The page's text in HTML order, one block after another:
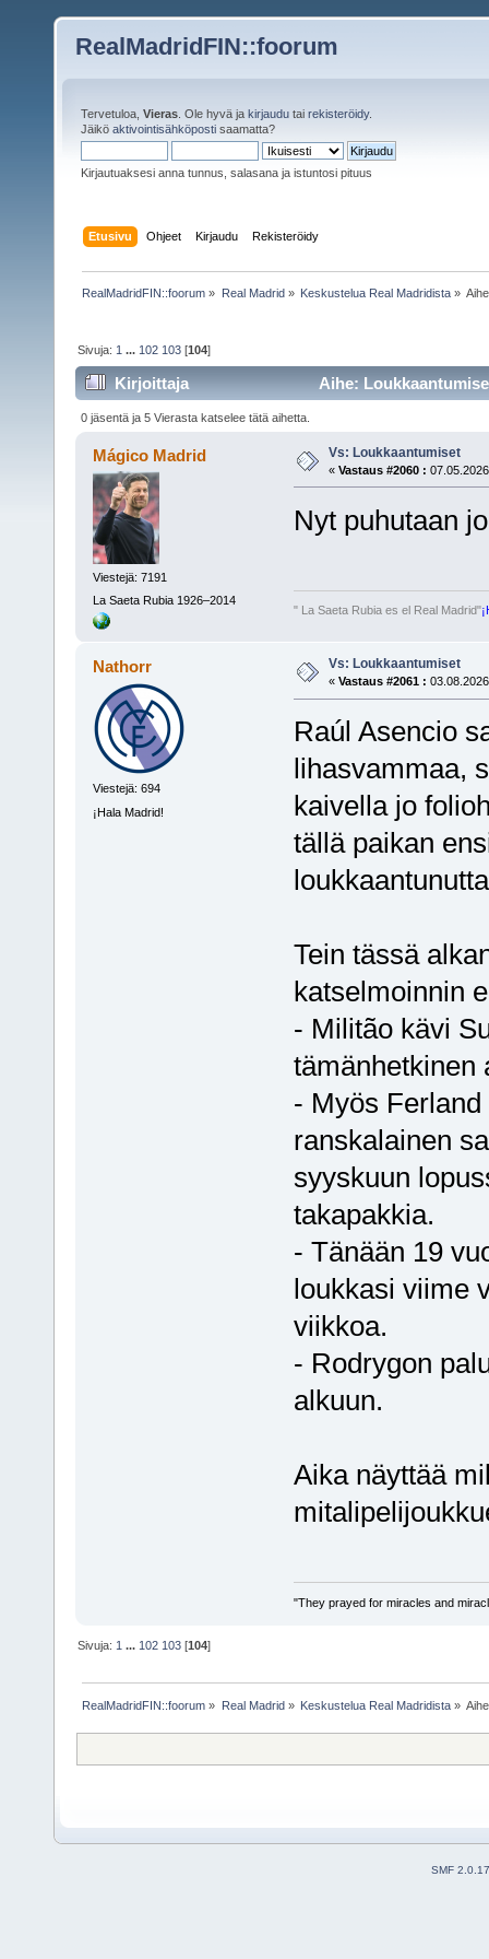
RealMadridFIN::foorum
Tervetuloa, Vieras . Ole hyvä ja kirjaudu tai rekisteröidy.
Jäikö aktivointisähköposti saamatta?
Kirjautuaksesi anna tunnus, salasana ja istuntosi pituus
Etusivu Ohjeet Kirjaudu Rekisteröidy
RealMadridFIN::foorum » Real Madrid» Keskustelua Real Madridista»
Sivuja: 1 ... 102 103 [104]
Kirjoittaja Aihe:
0 jäsentä ja 5 Vierasta katselee tätä aihetta.
Mágico Madrid
Viestejä: 7191
La Saeta Rubia 1926–2014
Vs: Loukkaantumiset
« Vastaus #2060 :
Nyt puhutaan
" La Saeta Rubia es el Real Madrid"
Nathorr
Viestejä: 694
¡Hala Madrid!
Vs: Loukkaantumiset
« Vastaus #2061 :
Raúl Asencio
lihasvammaa,
kaivella jo
tällä paikan
Tein tässä
katselmoinnin
- Militão kävi
tämänhetkinen
- Myös
ranskalainen
syyskuun
takapakkia.
- Tänään 19
loukkasi viime
viikkoa.
- Rodrygon
alkuun.
Aika näyttää
"They prayed for miracles and
Sivuja: 1 ... 102 103 [104]
RealMadridFIN::foorum » Real Madrid» Keskustelua Real Madridista»
SMF 2.0.17